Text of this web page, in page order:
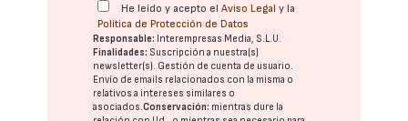
He leído y acepto elAviso Legal y la
Política de Protección de Datos
Responsable: Interempresas Media, S.L.U.
Finalidades: Suscripción a nuestra(s)
newsletter(s). Gestión de cuenta de usuario.
Envío de emails relacionados con la misma o
relativos a intereses similares o
asociados.Conservación: mientras dure la